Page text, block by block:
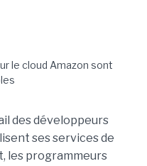
des développeurs
ses services de
les programmeurs